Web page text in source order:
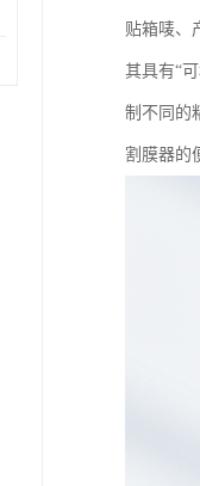
贴箱唛、
其具有“
制不同的
割膜器的